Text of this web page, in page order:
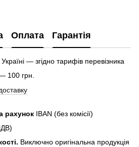
Оплата Гарантія
— згідно тарифів перевізника
100 грн.
рахунок IBAN (без комісії)
Виключно оригінальна продукція